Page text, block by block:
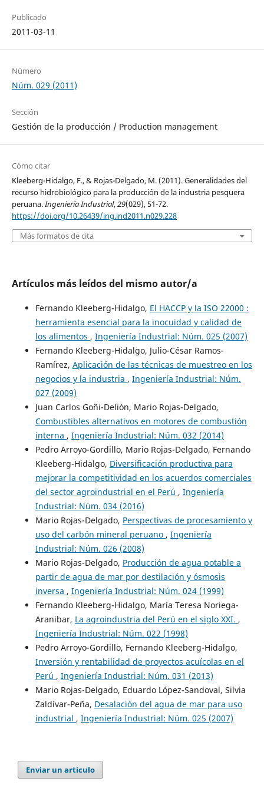
Publicado
2011-03-11
Número
Núm. 029 (2011)
Sección
Gestión de la producción / Production management
Cómo citar
Kleeberg-Hidalgo, F., & Rojas-Delgado, M. (2011). Generalidades del
recurso hidrobiológico para la producción de la industria pesquera
peruana.Ingeniería Industrial,29(029), 51-72.
https://doi.org/10.26439/ing.ind2011.n029.228
Más formatos de cita
Artículos más leídos del mismo autor/a
Fernando Kleeberg-Hidalgo, El HACCP y la ISO 22000 :
herramienta esencial para la inocuidad y calidad de
los alimentos , Ingeniería Industrial: Núm. 025 (2007)
Fernando Kleeberg-Hidalgo, Julio-César Ramos-
Ramírez, Aplicación de las técnicas de muestreo en los
negocios y la industria , Ingeniería Industrial: Núm.
027 (2009)
Juan Carlos Goñi-Delión, Mario Rojas-Delgado,
Combustibles alternativos en motores de combustión
interna , Ingeniería Industrial: Núm. 032 (2014)
Pedro Arroyo-Gordillo, Mario Rojas-Delgado, Fernando
Kleeberg-Hidalgo, Diversificación productiva para
mejorar la competitividad en los acuerdos comerciales
del sector agroindustrial en el Perú , Ingeniería
Industrial: Núm. 034 (2016)
Mario Rojas-Delgado, Perspectivas de procesamiento y
uso del carbón mineral peruano , Ingeniería
Industrial: Núm. 026 (2008)
Mario Rojas-Delgado, Producción de agua potable a
partir de agua de mar por destilación y ósmosis
inversa , Ingeniería Industrial: Núm. 024 (1999)
Fernando Kleeberg-Hidalgo, María Teresa Noriega-
Aranibar, La agroindustria del Perú en el siglo XXI. ,
Ingeniería Industrial: Núm. 022 (1998)
Pedro Arroyo-Gordillo, Fernando Kleeberg-Hidalgo,
Inversión y rentabilidad de proyectos acuícolas en el
Perú , Ingeniería Industrial: Núm. 031 (2013)
Mario Rojas-Delgado, Eduardo López-Sandoval, Silvia
Zaldívar-Peña, Desalación del agua de mar para uso
industrial , Ingeniería Industrial: Núm. 025 (2007)
Enviar un artículo